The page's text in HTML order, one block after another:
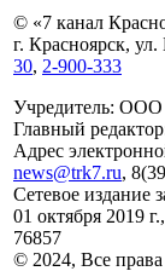
© «7 канал
г. Красноярск, ул.
30, 2-900-333
Учредитель:
Главный
Адрес
news@trk7.ru,
Сетевое издание
01 октября 2019
76857
© 2024, Все